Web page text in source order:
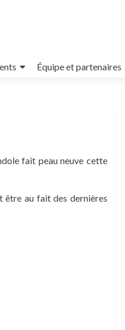
Équipe et partenaires
fait peau neuve cette
être au fait des dernières